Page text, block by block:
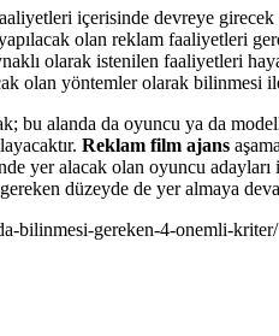
içerisinde devreye
olan reklam faaliyetleri
olarak istenilen faaliyetleri
olan yöntemler olarak bilinmesi
bu alanda da oyuncu ya da
Reklam film ajans
yer alacak olan oyuncu
düzeyde de yer almaya
bilinmesi-gereken-4-onemli-kriter/